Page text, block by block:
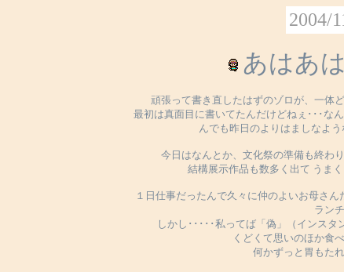
2004/
あはあ
頑張って書き直したはずのゾロが、一体
最初は真面目に書いてたんだけどねぇ･･･な
んでも昨日のよりはましなよう
今日はなんとか、文化祭の準備も終わ
結構展示作品も数多く出て うま
１日仕事だったんで久々に仲のよいお母さ
ラン
しかし･････私ってば「偽」（インスタ
くどくて思いのほか食
何かずっと胃もた